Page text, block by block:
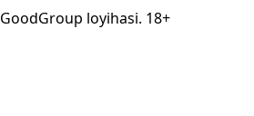
GoodGroup loyihasi. 18+